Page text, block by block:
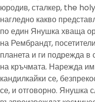
юродив, сталкер, the
нагледно какво
по един Янушка хваща
на Рембрандт,
планета и ги подрежда в
на кръчмата. Нарежда им
кандилкайки се,
се, и отговорно. Янушка